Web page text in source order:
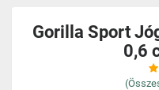
Gorilla Sport
0,6